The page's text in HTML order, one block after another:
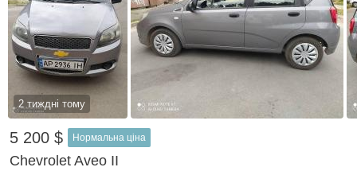
2 тиждні тому
5 200 $ Нормальна ціна
Chevrolet Aveo II